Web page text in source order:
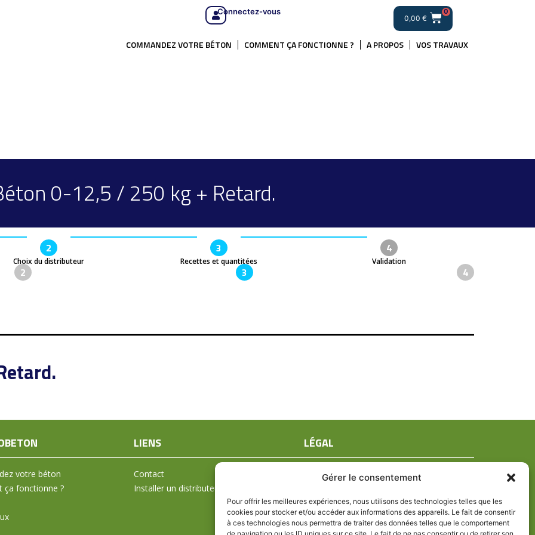
Gérer le consentement
Pour offrir les meilleures expériences, nous utilisons des technologies telles que les
cookies pour stocker et/ou accéder aux informations des appareils. Le fait de consentir
à ces technologies nous permettra de traiter des données telles que le comportement
Connectez-vous
0,00 €
0
COMMANDEZ VOTRE BÉTON COMMENT ÇA FONCTIONNE ? A PROPOS VOS TRAVAUX
0-12,5 / 250 kg + Retard.
2
Choix du distributeur
3
Recettes et quantitées
4
Validation
2 3 4
votre béton
ça fonctionne ?
LIENS
Contact
Installer un distributeur
LÉGAL
Mentions légales
Politique de confidentialité
Politique de cookies (UE)